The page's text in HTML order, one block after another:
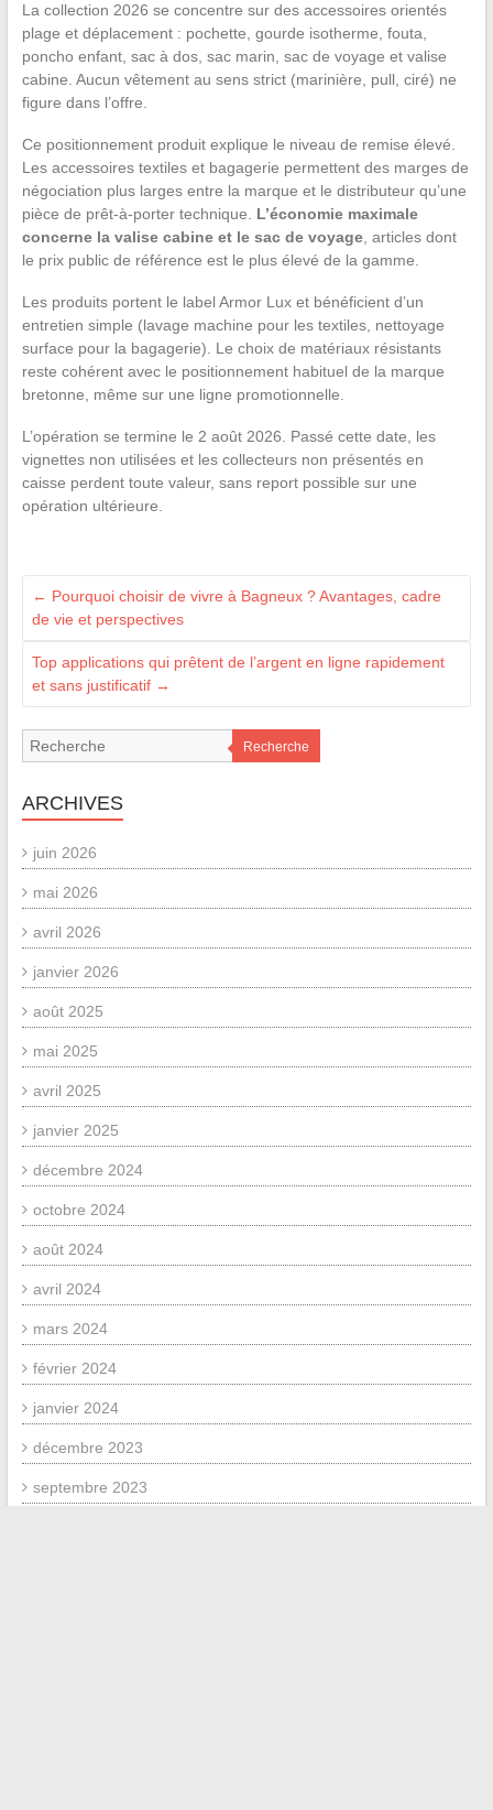
La collection 2026 se concentre sur des accessoires orientés
plage et déplacement : pochette, gourde isotherme, fouta,
poncho enfant, sac à dos, sac marin, sac de voyage et valise
cabine. Aucun vêtement au sens strict (marinière, pull, ciré) ne
figure dans l’offre.
Ce positionnement produit explique le niveau de remise élevé.
Les accessoires textiles et bagagerie permettent des marges de
négociation plus larges entre la marque et le distributeur qu’une
pièce de prêt-à-porter technique. L’économie maximale
concerne la valise cabine et le sac de voyage, articles dont
le prix public de référence est le plus élevé de la gamme.
Les produits portent le label Armor Lux et bénéficient d’un
entretien simple (lavage machine pour les textiles, nettoyage
surface pour la bagagerie). Le choix de matériaux résistants
reste cohérent avec le positionnement habituel de la marque
bretonne, même sur une ligne promotionnelle.
L’opération se termine le 2 août 2026. Passé cette date, les
vignettes non utilisées et les collecteurs non présentés en
caisse perdent toute valeur, sans report possible sur une
opération ultérieure.
← Pourquoi choisir de vivre à Bagneux ? Avantages, cadre
de vie et perspectives
Top applications qui prêtent de l’argent en ligne rapidement
et sans justificatif →
Recherche
ARCHIVES
juin 2026
mai 2026
avril 2026
janvier 2026
août 2025
mai 2025
avril 2025
janvier 2025
décembre 2024
octobre 2024
août 2024
avril 2024
mars 2024
février 2024
janvier 2024
décembre 2023
septembre 2023